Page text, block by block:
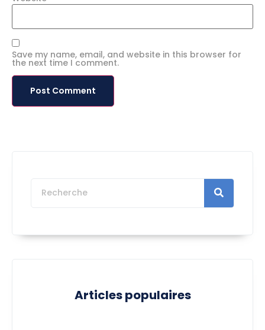
Save my name, email, and website in this browser for
the next time I comment.
Articles populaires